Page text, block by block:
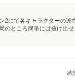
2にて各キャラクターの逃
のところ簡単には抜け出せ
感